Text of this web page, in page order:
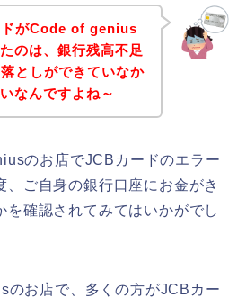
がCode of genius
のは、銀行残高不足
としができていなか
なんですよね～
のお店でJCBカードのエラー
、ご自身の銀行口座にお金がき
を確認されてみてはいかがでし
のお店で、多くの方がJCBカー